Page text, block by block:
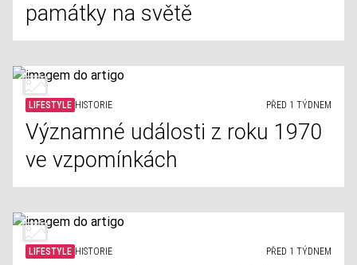
památky na světě
LIFESTYLE HISTORIE PŘED 1 TÝDNEM
Významné události z roku 1970
ve vzpomínkách
LIFESTYLE HISTORIE PŘED 1 TÝDNEM